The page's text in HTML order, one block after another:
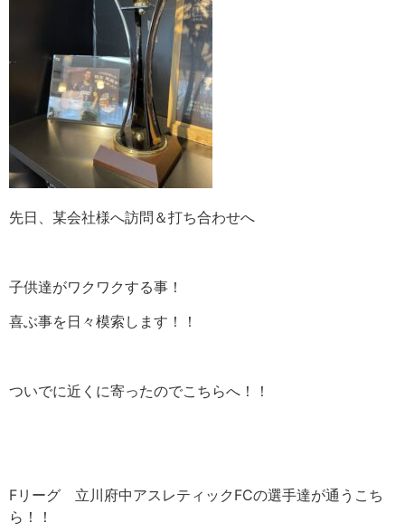
先日、某会社様へ訪問＆打ち合わせへ
子供達がワクワクする事！
喜ぶ事を日々模索します！！
ついでに近くに寄ったのでこちらへ！！
Fリーグ 立川府中アスレティックFCの選手達が通うこち
ら！！